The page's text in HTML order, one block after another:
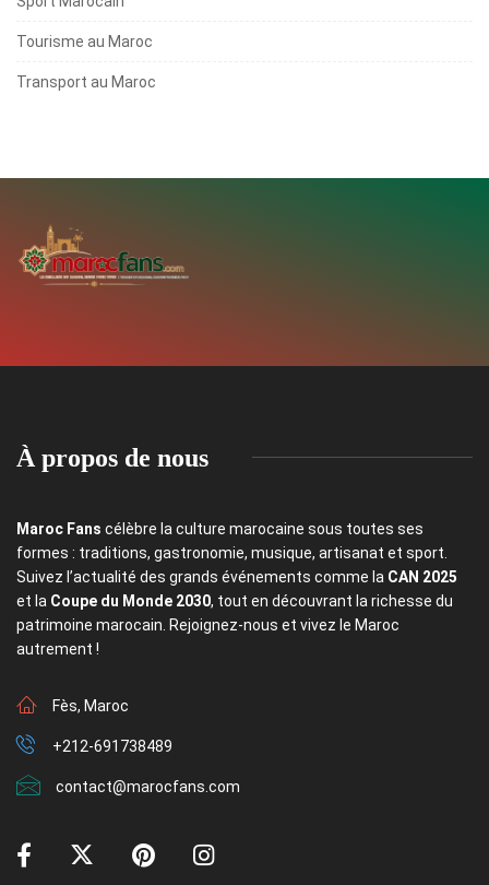
Tourisme au Maroc
Transport au Maroc
À propos de nous
Maroc Fans célèbre la culture marocaine sous toutes ses
formes : traditions, gastronomie, musique, artisanat et sport.
Suivez l’actualité des grands événements comme la CAN 2025
et la Coupe du Monde 2030, tout en découvrant la richesse du
patrimoine marocain. Rejoignez-nous et vivez le Maroc
autrement !
Fès, Maroc
+212-691738489
contact@marocfans.com